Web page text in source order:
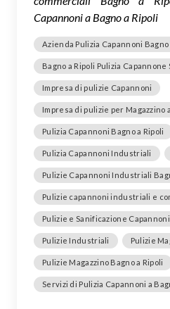
Capannoni a Bagno a Ripoli
Azienda Pulizia Capannoni Bagno
Bagno a Ripoli Pulizia
Impresa di pulizie Capannoni
Impresa di pulizie per Magazzino
Pulizia Capannoni Bagno a Ripoli
Pulizia Capannoni Industriali
Pulizie Capannoni Industriali
Pulizie capannoni industriali e
Pulizie e Sanificazione
Pulizie Industriali Pulizie
Pulizie Magazzino Bagno a Ripoli
Servizi di Pulizia Capannoni a